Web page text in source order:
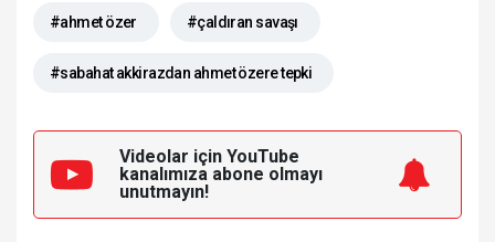
#ahmet özer #çaldıran savaşı
#sabahat akkirazdan ahmet özere tepki
Videolar için YouTube
kanalımıza abone olmayı
unutmayın!